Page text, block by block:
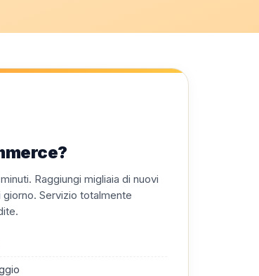
Raggiungi migliaia di nuovi
Servizio totalmente